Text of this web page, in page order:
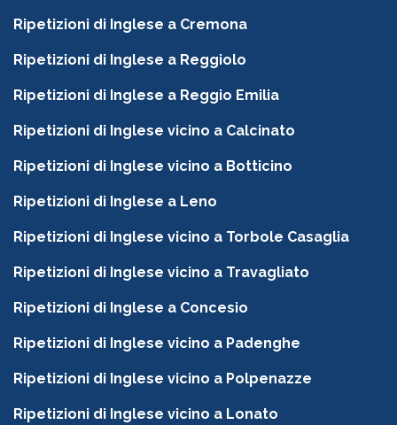
Ripetizioni di Inglese a Cremona
Ripetizioni di Inglese a Reggiolo
Ripetizioni di Inglese a Reggio Emilia
Ripetizioni di Inglese vicino a Calcinato
Ripetizioni di Inglese vicino a Botticino
Ripetizioni di Inglese a Leno
Ripetizioni di Inglese vicino a Torbole Casaglia
Ripetizioni di Inglese vicino a Travagliato
Ripetizioni di Inglese a Concesio
Ripetizioni di Inglese vicino a Padenghe
Ripetizioni di Inglese vicino a Polpenazze
Ripetizioni di Inglese vicino a Lonato